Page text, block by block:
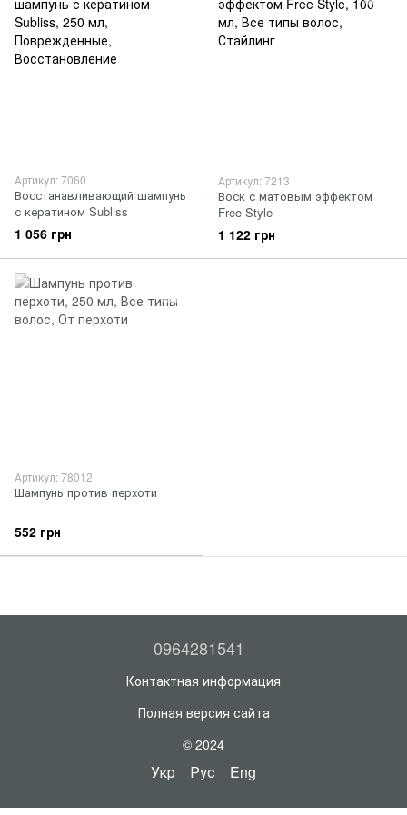
Артикул: 7060
Восстанавливающий шампунь
с кератином Subliss
1 056 грн
Артикул: 7213
Воск с матовым эффектом
Free Style
1 122 грн
Артикул: 78012
Шампунь против перхоти
552 грн
0964281541
Контактная информация
Полная версия сайта
© 2024
Укр Рус Eng